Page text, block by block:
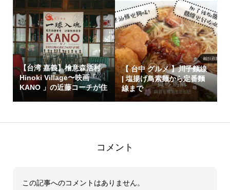
【台湾 嘉義】檜意森活村
Hinoki Village〜映画「
KANO 」の近藤コーチが住
んでい...
【 台中 グルメ 】川子麵線
| 塩揚げ鳥素麺から定番麵
線まで
コメント
この記事へのコメントはありません。